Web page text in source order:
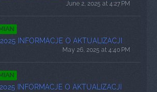
June 2, 2025 at 4:27 PM
INFORMACJE O AKTUALIZACJI
May 26, 2025 at 4:40 PM
INFORMACJE O AKTUALIZACJI